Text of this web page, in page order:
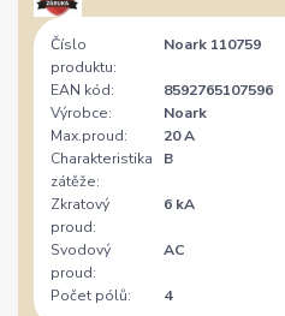
Číslo
produktu:
Noark 110759
EAN kód:
8592765107596
Výrobce:
Noark
Max.proud:
20 A
Charakteristika
zátěže:
B
Zkratový
proud:
6 kA
Svodový
proud:
AC
Počet pólů: 4